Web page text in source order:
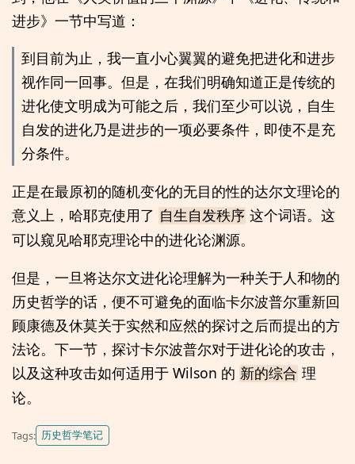
进步》一节中写道：
到目前为止，我一直小心翼翼的避免把进化和进步
视作同一回事。但是，在我们明确知道正是传统的
进化使文明成为可能之后，我们至少可以说，自生
自发的进化乃是进步的一项必要条件，即使不是充
分条件。
正是在最原初的随机变化的无目的性的达尔文理论的
意义上，哈耶克使用了 自生自发秩序 这个词语。这
可以窥见哈耶克理论中的进化论渊源。
但是，一旦将达尔文进化论理解为一种关于人和物的
历史哲学的话，便不可避免的面临卡尔波普尔重新回
顾康德及休莫关于实然和应然的探讨之后而提出的方
法论。下一节，探讨卡尔波普尔对于进化论的攻击，
以及这种攻击如何适用于 Wilson 的 新的综合 理
论。
Tags: 历史哲学笔记